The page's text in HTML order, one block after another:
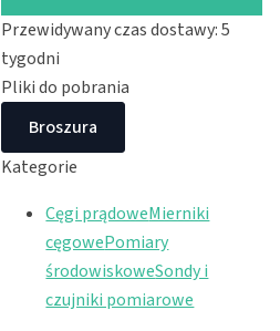
CT6845A
(500A/200kHz)
Przewidywany czas dostawy: 5
tygodni
Pliki do pobrania
Broszura
Kategorie
Cęgi prądoweMierniki
cęgowePomiary
środowiskoweSondy i
czujniki pomiarowe